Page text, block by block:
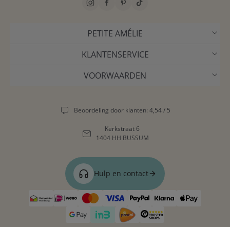
PETITE AMÉLIE
KLANTENSERVICE
VOORWAARDEN
Beoordeling door klanten: 4,54 / 5
Kerkstraat 6
1404 HH BUSSUM
Hulp en contact